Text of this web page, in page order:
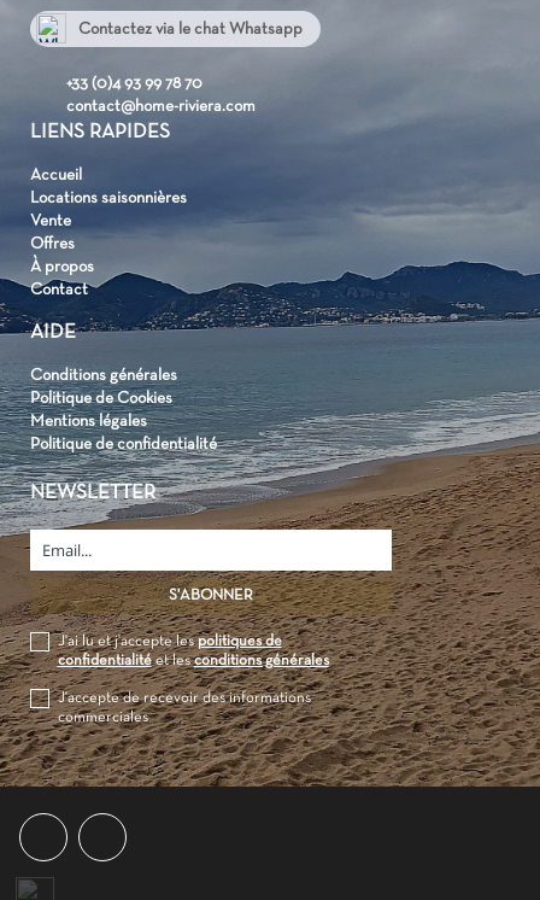
Contactez via le chat Whatsapp
+33 (0)4 93 99 78 70
contact@home-riviera.com
LIENS RAPIDES
Accueil
Locations saisonnières
Vente
Offres
À propos
Contact
AIDE
Conditions générales
Politique de Cookies
Mentions légales
Politique de confidentialité
NEWSLETTER
J'ai lu et j'accepte lespolitiques de
confidentialitéet lesconditions générales
J'accepte de recevoir des informations
commerciales